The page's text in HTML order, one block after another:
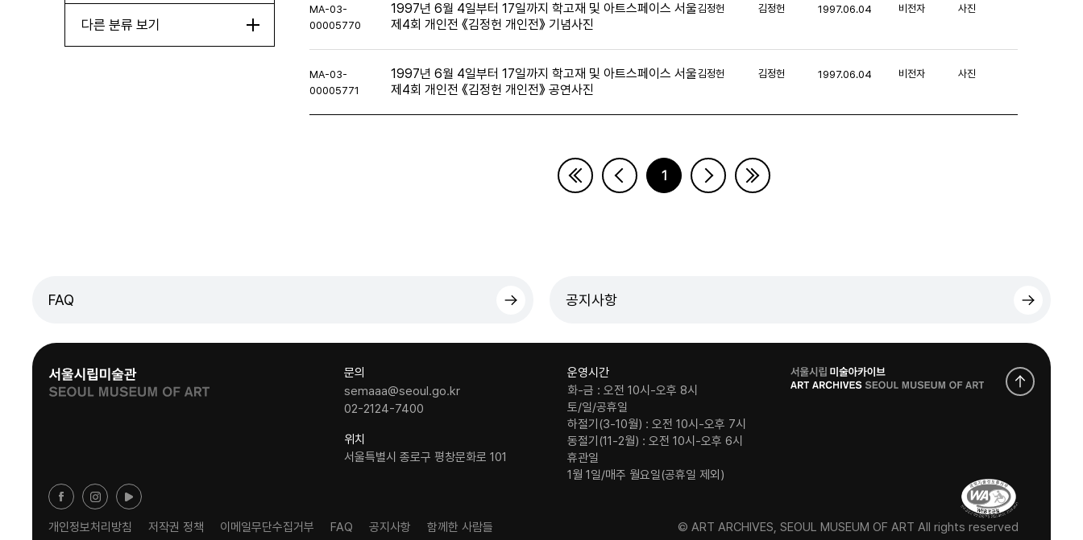
다른 분류 보기
MA-03-
00005770
1997년 6월 4일부터 17일까지 학고재 및 아트스페이스 서울
제4회 개인전 《김정헌 개인전》 기념사진
김정헌 김정헌 1997.06.04 비전자 사진
MA-03-
00005771
1997년 6월 4일부터 17일까지 학고재 및 아트스페이스 서울
제4회 개인전 《김정헌 개인전》 공연사진
김정헌 김정헌 1997.06.04 비전자 사진
1
FAQ 공지사항
문의
semaaa@seoul.go.kr
02-2124-7400
위치
서울특별시 종로구 평창문화로 101
운영시간
화-금 : 오전 10시-오후 8시
토/일/공휴일
하절기(3-10월) : 오전 10시-오후 7시
동절기(11-2월) : 오전 10시-오후 6시
휴관일
1월 1일/매주 월요일(공휴일 제외)
로
고
개인정보처리방침 저작권 정책 이메일무단수집거부 FAQ 공지사항 함께한 사람들 © ART ARCHIVES, SEOUL MUSEUM OF ART All rights reserved